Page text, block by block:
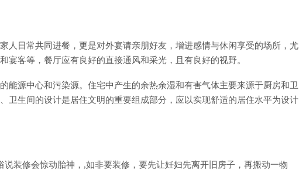
日常共同进餐，更是对外宴请亲朋好友，增进感情与休闲享受的场所，尤
宴客等，餐厅应有良好的直接通风和采光，且有良好的视野。
源中心和污染源。住宅中产生的余热余湿和有害气体主要来源于厨房和卫
卫生间的设计是居住文明的重要组成部分，应以实现舒适的居住水平为设计
修会惊动胎神，,如非要装修，要先让妊妇先离开旧房子，再搬动一物